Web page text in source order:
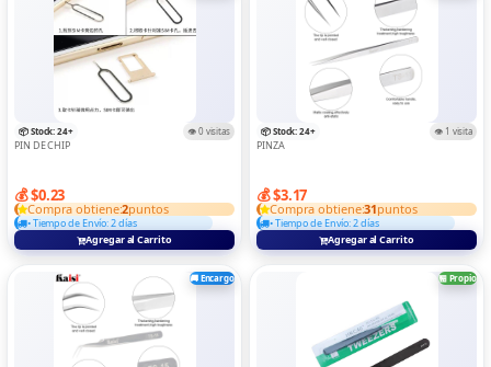
📦 Stock: 24+ 👁️ 0 visitas
PIN DE CHIP
💰 $0.23
Compra obtiene:2puntos
• Tiempo de Envío: 2 días
Agregar al Carrito
📦 Stock: 24+ 👁️ 1 visita
PINZA
💰 $3.17
Compra obtiene:31puntos
• Tiempo de Envío: 2 días
Agregar al Carrito
🚚 Encargo 🏪 Propio